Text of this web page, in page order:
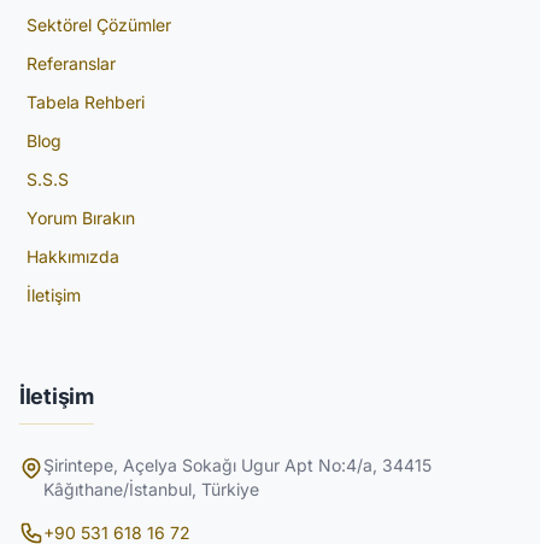
Sektörel Çözümler
Referanslar
Tabela Rehberi
Blog
S.S.S
Yorum Bırakın
Hakkımızda
İletişim
İletişim
Şirintepe, Açelya Sokağı Ugur Apt No:4/a, 34415
Kâğıthane/İstanbul, Türkiye
+90 531 618 16 72